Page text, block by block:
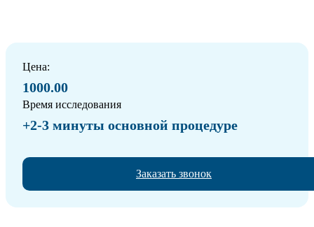
Цена:
1000.00
Время исследования
+2-3 минуты основной процедуре
Заказать звонок